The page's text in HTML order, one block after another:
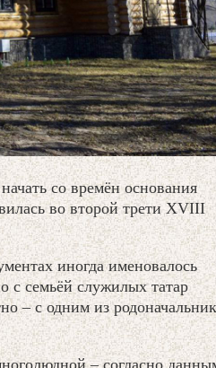
со времён основания
во второй трети XVIII
иногда именовалось
с семьёй служилых татар
– с одним из